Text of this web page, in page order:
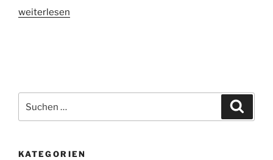
„Windows
weiterlesen
nach:
KATEGORIEN